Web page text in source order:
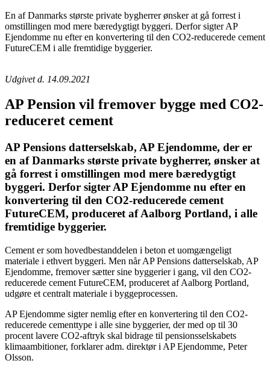
En af Danmarks største private bygherrer ønsker at gå forrest i
omstillingen mod mere bæredygtigt byggeri. Derfor sigter AP
Ejendomme nu efter en konvertering til den CO2-reducerede cement
FutureCEM i alle fremtidige byggerier.
Udgivet d. 14.09.2021
AP Pension vil fremover bygge med CO2-
reduceret cement
AP Pensions datterselskab, AP Ejendomme, der er
en af Danmarks største private bygherrer, ønsker at
gå forrest i omstillingen mod mere bæredygtigt
byggeri. Derfor sigter AP Ejendomme nu efter en
konvertering til den CO2-reducerede cement
FutureCEM, produceret af Aalborg Portland, i alle
fremtidige byggerier.
Cement er som hovedbestanddelen i beton et uomgængeligt
materiale i ethvert byggeri. Men når AP Pensions datterselskab, AP
Ejendomme, fremover sætter sine byggerier i gang, vil den CO2-
reducerede cement FutureCEM, produceret af Aalborg Portland,
udgøre et centralt materiale i byggeprocessen.
AP Ejendomme sigter nemlig efter en konvertering til den CO2-
reducerede cementtype i alle sine byggerier, der med op til 30
procent lavere CO2-aftryk skal bidrage til pensionsselskabets
klimaambitioner, forklarer adm. direktør i AP Ejendomme, Peter
Olsson.